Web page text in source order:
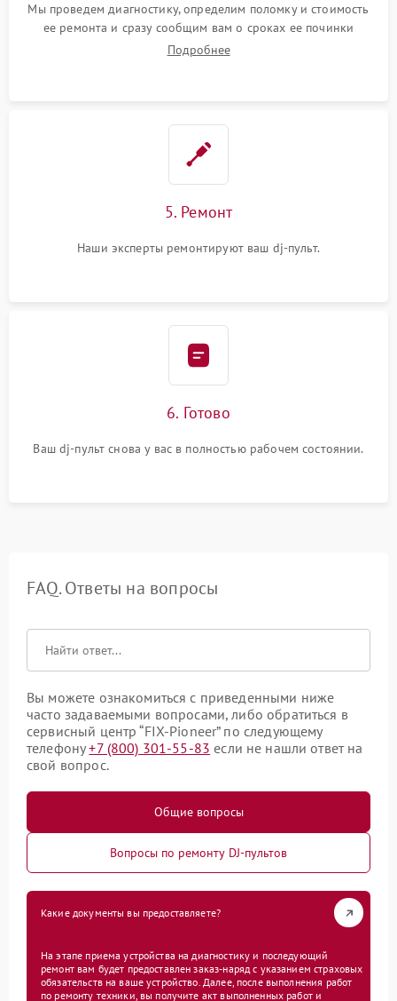
Мы проведем диагностику, определим поломку и стоимость
ее ремонта и сразу сообщим вам о сроках ее починки
Подробнее
5. Ремонт
Наши эксперты ремонтируют ваш dj-пульт.
6. Готово
Ваш dj-пульт снова у вас в полностью рабочем состоянии.
FAQ. Ответы на вопросы
Вы можете ознакомиться с приведенными ниже
часто задаваемыми вопросами, либо обратиться в
сервисный центр “FIX-Pioneer” по следующему
телефону+7 (800) 301-55-83 если не нашли ответ на
свой вопрос.
Общие вопросы
Вопросы по ремонту DJ-пультов
Какие документы вы предоставляете?
На этапе приема устройства на диагностику и последующий
ремонт вам будет предоставлен заказ-наряд с указанием страховых
обязательств на ваше устройство. Далее, после выполнения работ
по ремонту техники, вы получите акт выполненных работ и